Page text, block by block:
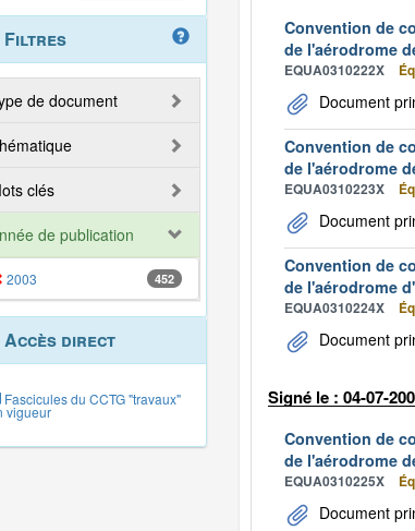
Filtres
de document
clés
de publication
2003 452
Accès direct
Fascicules du CCTG "travaux"
vigueur
Convention de
de l'aérodrome
EQUA0310222X
Document
Convention de
de l'aérodrome
EQUA0310223X
Document
Convention de
de l'aérodrome
EQUA0310224X
Document
Signé le : 04-07-
Convention de
de l'aérodrome
EQUA0310225X
Document